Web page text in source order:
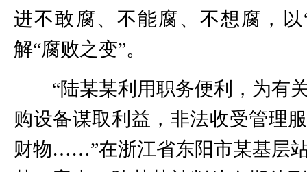
进不敢腐、不能腐、不想腐，以
解“腐败之变”。
“陆某某利用职务便利，为有
购设备谋取利益，非法收受管理
财物……”在浙江省东阳市某基层